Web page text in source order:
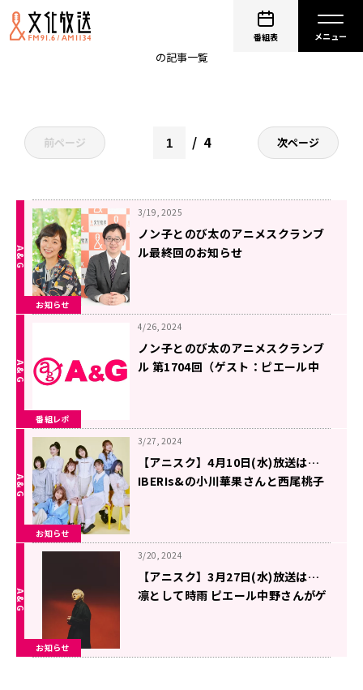
番組表
の記事一覧
前ページ 4 次ページ
お知らせ
3/19, 2025
ノン子とのび太のアニメスクランブ
ル最終回のお知らせ
番組レポ
4/26, 2024
ノン子とのび太のアニメスクランブ
ル 第1704回（ゲスト：ピエール中
お知らせ
3/27, 2024
【アニスク】4月10日(水)放送は…
IBERIs&の小川華果さんと西尾桃子
お知らせ
3/20, 2024
【アニスク】3月27日(水)放送は…
凛として時雨 ピエール中野さんがゲ